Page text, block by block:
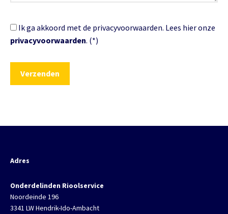
Ik ga akkoord met de privacyvoorwaarden. Lees hier onze
privacyvoorwaarden. (*)
Adres
Onderdelinden Rioolservice
Noordeinde 196
3341 LW Hendrik-Ido-Ambacht